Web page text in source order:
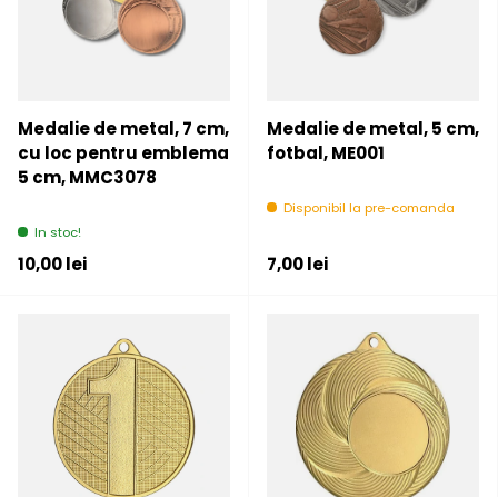
Medalie de metal, 7 cm,
cu loc pentru emblema
5 cm, MMC3078
In stoc!
Pret initial
10,00 lei
Medalie de metal, 5 cm,
fotbal, ME001
Disponibil la pre-comanda
Pret initial
7,00 lei